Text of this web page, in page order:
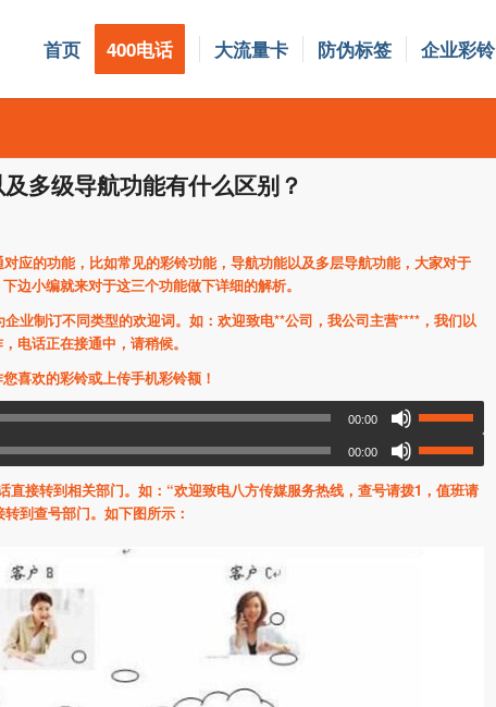
首页 400电话 大流量卡 防伪标签 企业彩铃
多级导航功能有什么区别？
应的功能，比如常见的彩铃功能，导航功能以及多层导航功能，大家对于
边小编就来对于这三个功能做下详细的解析。
业制订不同类型的欢迎词。如：欢迎致电**公司，我公司主营****，我们以
电话正在接通中，请稍候。
喜欢的彩铃或上传手机彩铃额！
00:00
00:00
直接转到相关部门。如：“欢迎致电八方传媒服务热线，查号请拨1 ，值班请
转到查号部门。如下图所示：